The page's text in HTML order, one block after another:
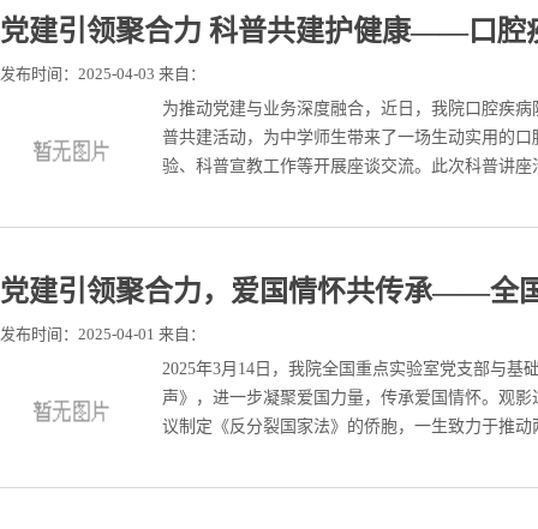
党建引领聚合力 科普共建护健康——口腔
发布时间：2025-04-03 来自：
为推动党建与业务深度融合，近日，我院口腔疾
普共建活动，为中学师生带来了一场生动实用的
验、科普宣教工作等开展座谈交流。此次科普讲
党建引领聚合力，爱国情怀共传承——全
发布时间：2025-04-01 来自：
2025年3月14日，我院全国重点实验室党支部与
声》，进一步凝聚爱国力量，传承爱国情怀。观
议制定《反分裂国家法》的侨胞，一生致力于推